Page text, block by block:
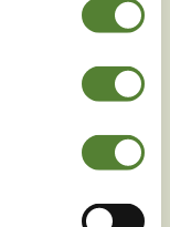
Snapchat